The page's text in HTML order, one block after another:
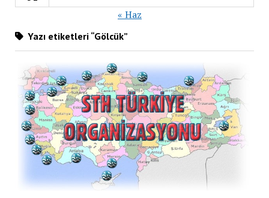
« Haz
Yazı etiketleri “Gölcük”